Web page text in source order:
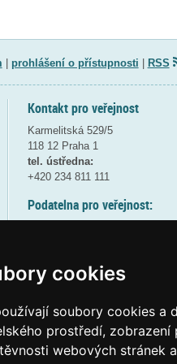
cookies
soubory cookies a
prostředí, zobrazení
webových stránek
prohlášení o přístupnosti RSS
Kontakt pro veřejnost
Karmelitská 529/5
118 12 Praha 1
tel. ústředna:
+420 234 811 111
Podatelna pro veřejnost:
(více informací
Elektronická podatelna:
posta@msmtgov cz